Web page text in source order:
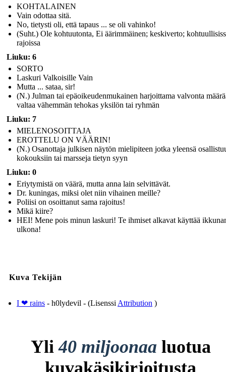
KOHTALAINEN
Vain odottaa sitä.
No, tietysti oli, että tapaus ... se oli vahinko!
(Suht.) Ole kohtuutonta, Ei äärimmäinen; keskiverto;
rajoissa
Liuku: 6
SORTO
Laskuri Valkoisille Vain
Mutta ... sataa, sir!
(N.) Julman tai epäoikeudenmukainen harjoittama valvonta
valtaa vähemmän tehokas yksilön tai ryhmän
Liuku: 7
MIELENOSOITTAJA
EROTTELU ON VÄÄRIN!
(N.) Osanottaja julkisen näytön mielipiteen jotka yleensä
kokouksiin tai marsseja tietyn syyn
Liuku: 0
Eriytymistä on väärä, mutta anna lain selvittävät.
Dr. kuningas, miksi olet niin vihainen meille?
Poliisi on osoittanut sama rajoitus!
Mikä kiire?
HEI! Mene pois minun laskuri! Te ihmiset alkavat käyttää
ulkona!
Kuva Tekijän
I ❤ rains - h0lydevil - (Lisenssi Attribution )
Yli40 miljoonaa luotua
kuvakäsikirjoitusta